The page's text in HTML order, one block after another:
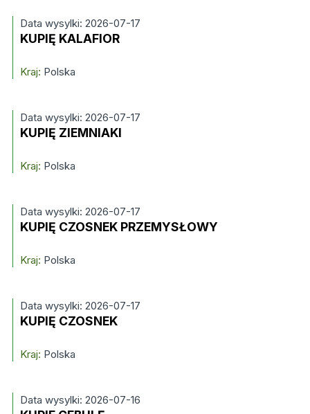
Data wysylki: 2026-07-17
KUPIĘ KALAFIOR
Kraj: Polska
Data wysylki: 2026-07-17
KUPIĘ ZIEMNIAKI
Kraj: Polska
Data wysylki: 2026-07-17
KUPIĘ CZOSNEK PRZEMYSŁOWY
Kraj: Polska
Data wysylki: 2026-07-17
KUPIĘ CZOSNEK
Kraj: Polska
Data wysylki: 2026-07-16